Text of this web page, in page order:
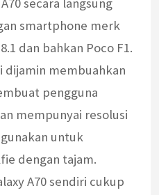
secara langsung
smartphone merk
dan bahkan Poco F1.
dijamin membuahkan
pengguna
mempunyai resolusi
untuk
dengan tajam.
A70 sendiri cukup